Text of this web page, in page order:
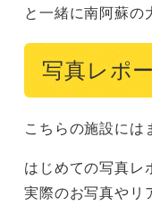
と一緒に南阿蘇の
写真レポ
こちらの施設には
はじめての写真レ
実際のお写真やリ